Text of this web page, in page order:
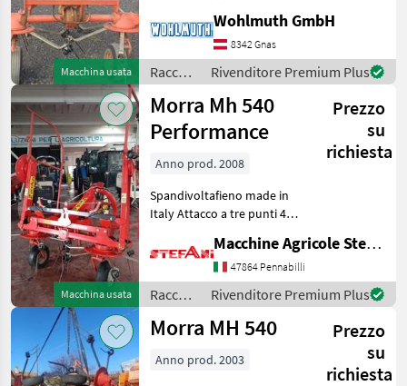
Pöttinger
Krone
Claas
Kuhn
Fella
Mostra
tutti
36
MARKETPLACE
Marketplace
Offerte dei
rivenditori
Annunci
Macchina usata
Außenkreisel nach innen
drehbar Sollevamento:
Regolazione idraulica
dell'altezza, Voltafieno
trainato, Staffa di
Wohlmuth GmbH
8342 Gnas
Raccolta
mangimi
/ Morra
Rivenditore Premium Plus
Macchina usata
Morra Mh 540
Performance
Prezzo
su
richiesta
Anno prod. 2008
Spandivoltafieno made in
Italy Attacco a tre punti 4
ripiegabili idraulicamente
larghezza ingombro su
strada 250 cm 6 bracci per
ro
Macchine Agricole Stefani Luciano
47864 Pennabilli
Raccolta
mangimi
/ Morra
Rivenditore Premium Plus
Morra MH 540
Prezzo
su
richiesta
Anno prod. 2003